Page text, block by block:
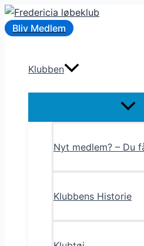
Gå
til Bliv Medlem
Klubben
Menu
Nyt medlem? – Du
Klubbens Historie